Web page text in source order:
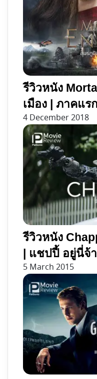
รีวิวหนัง
เมือง | ภาคแ
4 December 2018
รีวิวหนัง
| แชปปี้ อยู่นี่จ้
5 March 2015